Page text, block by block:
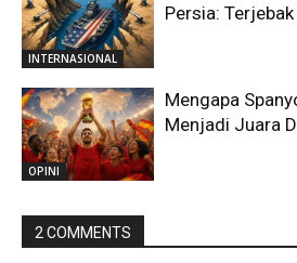
INTERNASIONAL
Persia:
OPINI
Mengapa
Menjadi Juara
2 COMMENTS